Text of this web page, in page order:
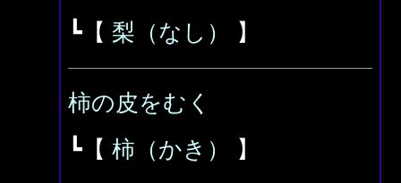
┗【 梨（なし） 】
柿の皮をむく
┗【 柿（かき） 】